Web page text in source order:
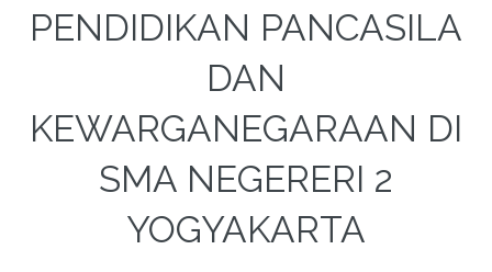
PENDIDIKAN PANCASILA
DAN
KEWARGANEGARAAN DI
SMA NEGERERI 2
YOGYAKARTA